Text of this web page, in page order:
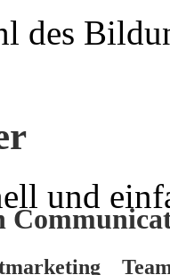
des
und